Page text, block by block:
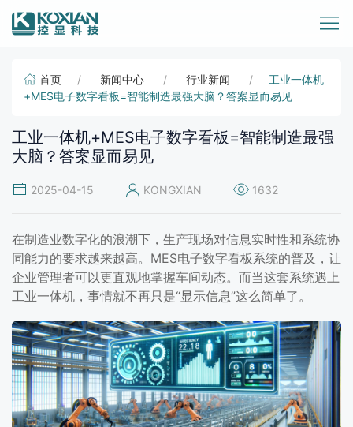
首页 新闻中心 行业新闻
工业一体机
+MES电子数字看板=智能制造最强大脑？答案显而易见
工业一体机+MES电子数字看板=智能制造最强
大脑？答案显而易见
2025-04-15 KONGXIAN 1632
在制造业数字化的浪潮下，生产现场对信息实时性和系统协
同能力的要求越来越高。MES电子数字看板系统的普及，让
企业管理者可以更直观地掌握车间动态。而当这套系统遇上
工业一体机，事情就不再只是“显示信息”这么简单了。